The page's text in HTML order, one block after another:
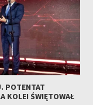
POTENTAT
KOLEI ŚWIĘTOWAŁ